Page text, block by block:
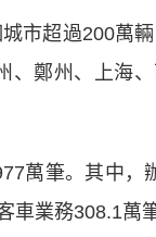
超過200萬輛
、鄭州、上海
筆。其中，
業務308.1萬